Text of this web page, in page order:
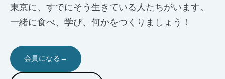
東京に、すでにそう生きている人たちがいます。
一緒に食べ、学び、何かをつくりましょう！
会員になる →